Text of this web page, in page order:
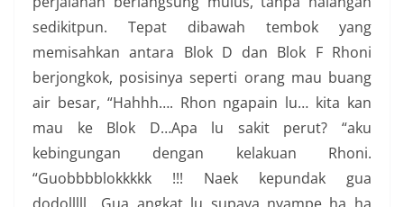
sedikitpun. Tepat dibawah tembok yang
memisahkan antara Blok D dan Blok F Rhoni
berjongkok, posisinya seperti orang mau buang
air besar, “Hahhh…. Rhon ngapain lu… kita kan
mau ke Blok D…Apa lu sakit perut? “aku
kebingungan dengan kelakuan Rhoni.
“Guobbbblokkkkk !!! Naek kepundak gua